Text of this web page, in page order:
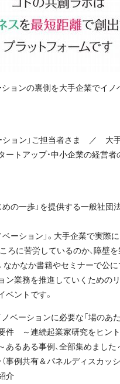
ョンの裏側を大手企業でイ
ション」ご担当者さま ／ 大
ートアップ・中小企業の経
の一歩」を提供する一般社団
ベーション」。大手企業で実
ろに苦労しているのか、障壁
なかなか書籍やセミナーで公
ン業務を推進していくための
ベントです。
ベーションに必要な「場のあた
件 ～連続起業家研究をヒン
るある事例、全部集めました
事例共有＆パネルディスカッシ
介